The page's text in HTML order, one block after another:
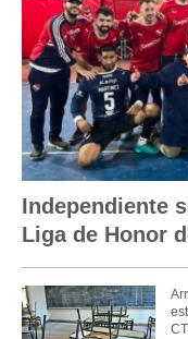
Independiente
Liga de Honor